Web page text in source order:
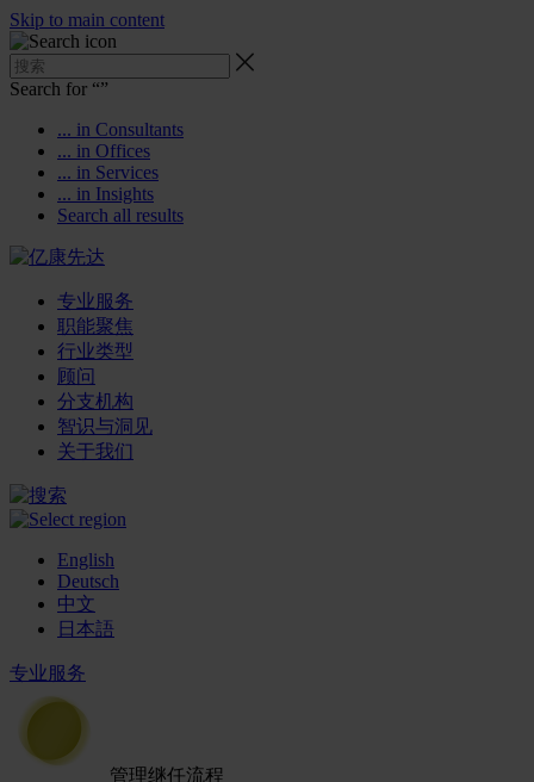
Skip to main content
Search for “”
... in Consultants
... in Offices
... in Services
... in Insights
Search all results
专业服务
职能聚焦
行业类型
顾问
分支机构
智识与洞见
关于我们
English
Deutsch
中文
日本語
专业服务
管理继任流程